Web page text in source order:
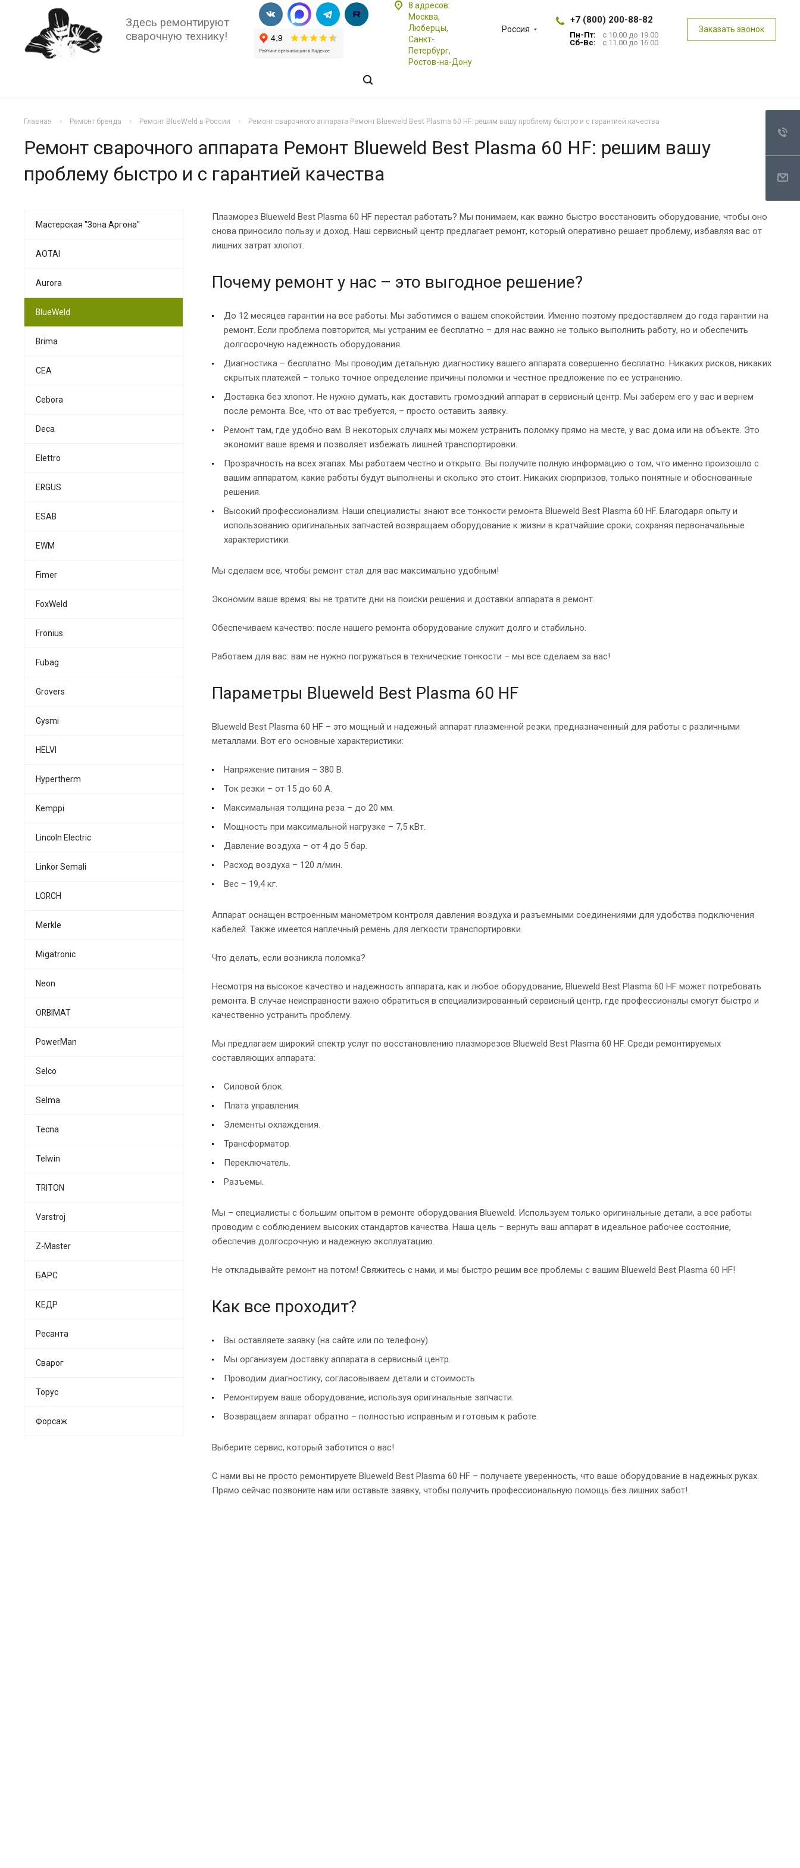
Здесь ремонтируют
сварочную технику!
Россия
+7 (800) 200-88-82
Пн-Пт:
с 10.00 до 19.00
Сб-Вс:
с 11.00 до 16.00
Заказать звонок
8 адресов:
Москва,
Люберцы,
Санкт-
Петербург,
Ростов-на-Дону
Главная Ремонт бренда Ремонт BlueWeld в России Ремонт сварочного аппарата Ремонт Blueweld Best Plasma 60 HF: решим вашу проблему быстро и с гарантией качества
Ремонт сварочного аппарата Ремонт Blueweld Best Plasma 60 HF: решим вашу
проблему быстро и с гарантией качества
Плазморез Blueweld Best Plasma 60 HF перестал работать? Мы понимаем, как важно быстро восстановить оборудование, чтобы оно
снова приносило пользу и доход. Наш сервисный центр предлагает ремонт, который оперативно решает проблему, избавляя вас от
лишних затрат хлопот.
Почему ремонт у нас – это выгодное решение?
До 12 месяцев гарантии на все работы. Мы заботимся о вашем спокойствии. Именно поэтому предоставляем до года гарантии на
ремонт. Если проблема повторится, мы устраним ее бесплатно – для нас важно не только выполнить работу, но и обеспечить
долгосрочную надежность оборудования.
Диагностика – бесплатно. Мы проводим детальную диагностику вашего аппарата совершенно бесплатно. Никаких рисков, никаких
скрытых платежей – только точное определение причины поломки и честное предложение по ее устранению.
Доставка без хлопот. Не нужно думать, как доставить громоздкий аппарат в сервисный центр. Мы заберем его у вас и вернем
после ремонта. Все, что от вас требуется, – просто оставить заявку.
Ремонт там, где удобно вам. В некоторых случаях мы можем устранить поломку прямо на месте, у вас дома или на объекте. Это
экономит ваше время и позволяет избежать лишней транспортировки.
Прозрачность на всех этапах. Мы работаем честно и открыто. Вы получите полную информацию о том, что именно произошло с
вашим аппаратом, какие работы будут выполнены и сколько это стоит. Никаких сюрпризов, только понятные и обоснованные
решения.
Высокий профессионализм. Наши специалисты знают все тонкости ремонта Blueweld Best Plasma 60 HF. Благодаря опыту и
использованию оригинальных запчастей возвращаем оборудование к жизни в кратчайшие сроки, сохраняя первоначальные
характеристики.
Мы сделаем все, чтобы ремонт стал для вас максимально удобным!
Экономим ваше время: вы не тратите дни на поиски решения и доставки аппарата в ремонт.
Обеспечиваем качество: после нашего ремонта оборудование служит долго и стабильно.
Работаем для вас: вам не нужно погружаться в технические тонкости – мы все сделаем за вас!
Параметры Blueweld Best Plasma 60 HF
Blueweld Best Plasma 60 HF – это мощный и надежный аппарат плазменной резки, предназначенный для работы с различными
металлами. Вот его основные характеристики:
Напряжение питания – 380 В.
Ток резки – от 15 до 60 А.
Максимальная толщина реза – до 20 мм.
Мощность при максимальной нагрузке – 7,5 кВт.
Давление воздуха – от 4 до 5 бар.
Расход воздуха – 120 л/мин.
Вес – 19,4 кг.
Аппарат оснащен встроенным манометром контроля давления воздуха и разъемными соединениями для удобства подключения
кабелей. Также имеется наплечный ремень для легкости транспортировки.
Что делать, если возникла поломка?
Несмотря на высокое качество и надежность аппарата, как и любое оборудование, Blueweld Best Plasma 60 HF может потребовать
ремонта. В случае неисправности важно обратиться в специализированный сервисный центр, где профессионалы смогут быстро и
качественно устранить проблему.
Мы предлагаем широкий спектр услуг по восстановлению плазморезов Blueweld Best Plasma 60 HF. Среди ремонтируемых
составляющих аппарата:
Силовой блок.
Плата управления.
Элементы охлаждения.
Трансформатор.
Переключатель.
Разъемы.
Мы – специалисты с большим опытом в ремонте оборудования Blueweld. Используем только оригинальные детали, а все работы
проводим с соблюдением высоких стандартов качества. Наша цель – вернуть ваш аппарат в идеальное рабочее состояние,
обеспечив долгосрочную и надежную эксплуатацию.
Не откладывайте ремонт на потом! Свяжитесь с нами, и мы быстро решим все проблемы с вашим Blueweld Best Plasma 60 HF!
Как все проходит?
Вы оставляете заявку (на сайте или по телефону).
Мы организуем доставку аппарата в сервисный центр.
Проводим диагностику, согласовываем детали и стоимость.
Ремонтируем ваше оборудование, используя оригинальные запчасти.
Возвращаем аппарат обратно – полностью исправным и готовым к работе.
Выберите сервис, который заботится о вас!
С нами вы не просто ремонтируете Blueweld Best Plasma 60 HF – получаете уверенность, что ваше оборудование в надежных руках.
Прямо сейчас позвоните нам или оставьте заявку, чтобы получить профессиональную помощь без лишних забот!
Мастерская "Зона Аргона"
AOTAI
Aurora
BlueWeld
Brima
CEA
Cebora
Deca
Elettro
ERGUS
ESAB
EWM
Fimer
FoxWeld
Fronius
Fubag
Grovers
Gysmi
HELVI
Hypertherm
Kemppi
Lincoln Electric
Linkor Semali
LORCH
Merkle
Migatronic
Neon
ORBIMAT
PowerMan
Selco
Selma
Tecna
Telwin
TRITON
Varstroj
Z-Master
БАРС
КЕДР
Ресанта
Сварог
Торус
Форсаж